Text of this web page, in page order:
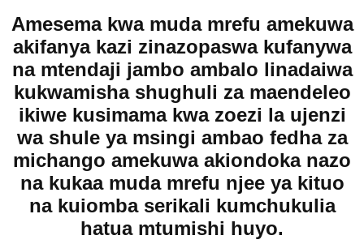
Amesema kwa muda mrefu amekuwa
akifanya kazi zinazopaswa kufanywa
na mtendaji jambo ambalo linadaiwa
kukwamisha shughuli za maendeleo
ikiwe kusimama kwa zoezi la ujenzi
wa shule ya msingi ambao fedha za
michango amekuwa akiondoka nazo
na kukaa muda mrefu njee ya kituo
na kuiomba serikali kumchukulia
hatua mtumishi huyo.